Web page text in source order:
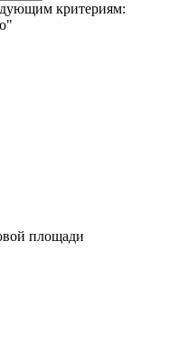
критериям:
площади